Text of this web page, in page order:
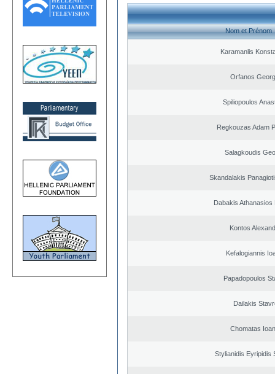
Nom et Prénom
Karamanlis
Orfanos
Spiliopoulos
Regkouzas Adam
Salagkoudis
Skandalakis
Dabakis Athanasios
Kontos
Kefalogiannis
Papadopoulos
Dailakis
Chomatas
Stylianidis Eyripidis